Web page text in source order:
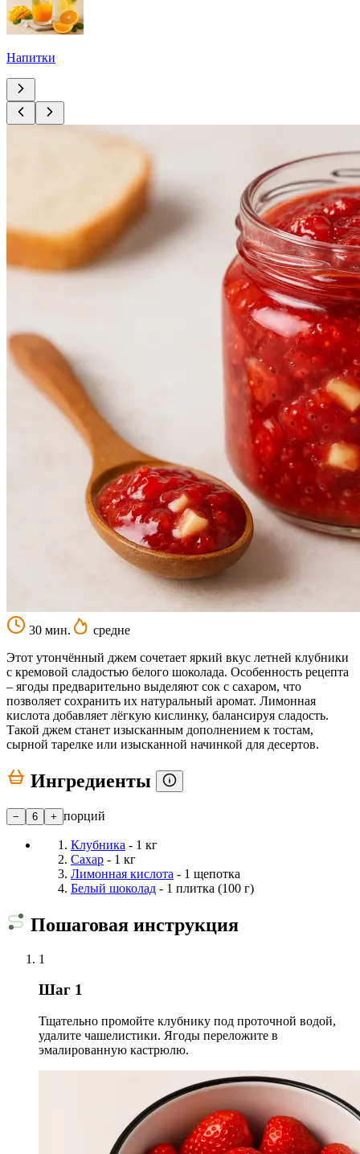
Напитки
30 мин.
средне
Этот утончённый джем сочетает яркий вкус летней клубники
с кремовой сладостью белого шоколада. Особенность рецепта
– ягоды предварительно выделяют сок с сахаром, что
позволяет сохранить их натуральный аромат. Лимонная
кислота добавляет лёгкую кислинку, балансируя сладость.
Такой джем станет изысканным дополнением к тостам,
сырной тарелке или изысканной начинкой для десертов.
Ингредиенты
− 6 + порций
Клубника - 1 кг
Сахар - 1 кг
Лимонная кислота - 1 щепотка
Белый шоколад - 1 плитка (100 г)
Пошаговая инструкция
1
Шаг 1
Тщательно промойте клубнику под проточной водой,
удалите чашелистики. Ягоды переложите в
эмалированную кастрюлю.